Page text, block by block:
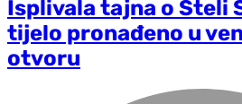
Isplivala tajna o Steli
tijelo pronađeno u
otvoru